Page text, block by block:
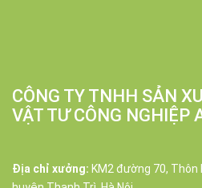
CÔNG TY TNHH SẢN
VẬT TƯ CÔNG NGHIỆP
Địa chỉ xưởng: KM2 đường 70, Thôn